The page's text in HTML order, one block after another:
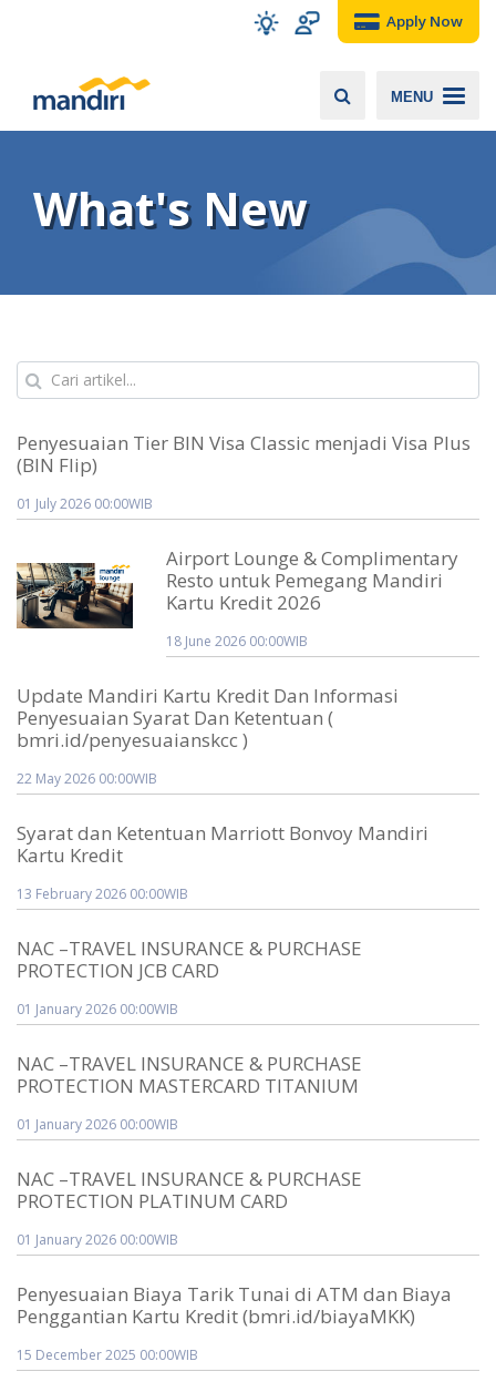
Apply Now
MENU
What's New
Penyesuaian Tier BIN Visa Classic menjadi Visa Plus
(BIN Flip)
01 July 2026 00:00WIB
Airport Lounge & Complimentary
Resto untuk Pemegang Mandiri
Kartu Kredit 2026
18 June 2026 00:00WIB
Update Mandiri Kartu Kredit Dan Informasi
Penyesuaian Syarat Dan Ketentuan (
bmri.id/penyesuaianskcc )
22 May 2026 00:00WIB
Syarat dan Ketentuan Marriott Bonvoy Mandiri
Kartu Kredit
13 February 2026 00:00WIB
NAC –TRAVEL INSURANCE & PURCHASE
PROTECTION JCB CARD
01 January 2026 00:00WIB
NAC –TRAVEL INSURANCE & PURCHASE
PROTECTION MASTERCARD TITANIUM
01 January 2026 00:00WIB
NAC –TRAVEL INSURANCE & PURCHASE
PROTECTION PLATINUM CARD
01 January 2026 00:00WIB
Penyesuaian Biaya Tarik Tunai di ATM dan Biaya
Penggantian Kartu Kredit (bmri.id/biayaMKK)
15 December 2025 00:00WIB